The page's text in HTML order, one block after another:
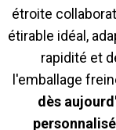
étroite
étirable idéal,
rapidité et
l'emballage
dès